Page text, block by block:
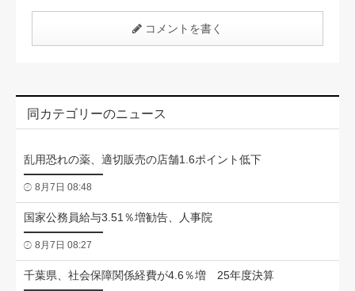
コメントを書く
同カテゴリーのニュース
乱用恐れの薬、適切販売の店舗1.6ポイント低下
8月7日 08:48
国家公務員給与3.51％増勧告、人事院
8月7日 08:27
千葉県、社会保障関係経費が4.6％増 25年度決算